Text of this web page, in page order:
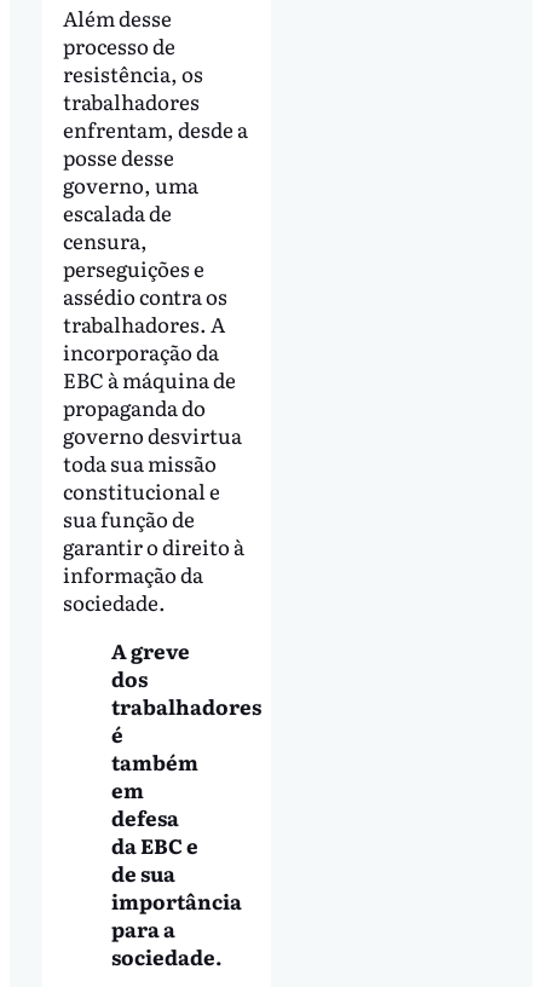
Além desse
processo de
resistência, os
trabalhadores
enfrentam, desde a
posse desse
governo, uma
escalada de
censura,
perseguições e
assédio contra os
trabalhadores. A
incorporação da
EBC à máquina de
propaganda do
governo desvirtua
toda sua missão
constitucional e
sua função de
garantir o direito à
informação da
sociedade.
A greve
dos
trabalhadores
é
também
em
defesa
da EBC e
de sua
importância
para a
sociedade.